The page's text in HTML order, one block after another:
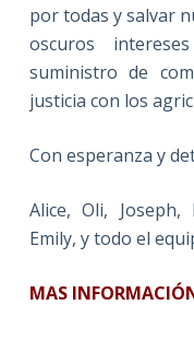
por todas y salvar
oscuros
suministro de
justicia con los
Con esperanza y
Alice, Oli, Joseph,
Emily, y todo el
MAS